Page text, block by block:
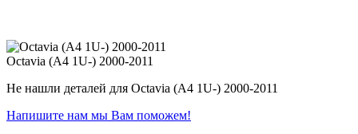
Octavia (A4 1U-) 2000-2011
Не нашли деталей для Octavia (A4 1U-) 2000-2011
Напишите нам мы Вам поможем!